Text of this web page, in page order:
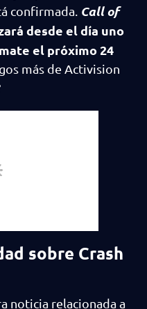
confirmada. Call of
desde el día uno
el próximo 24
más de Activision
sobre Crash
noticia relacionada a